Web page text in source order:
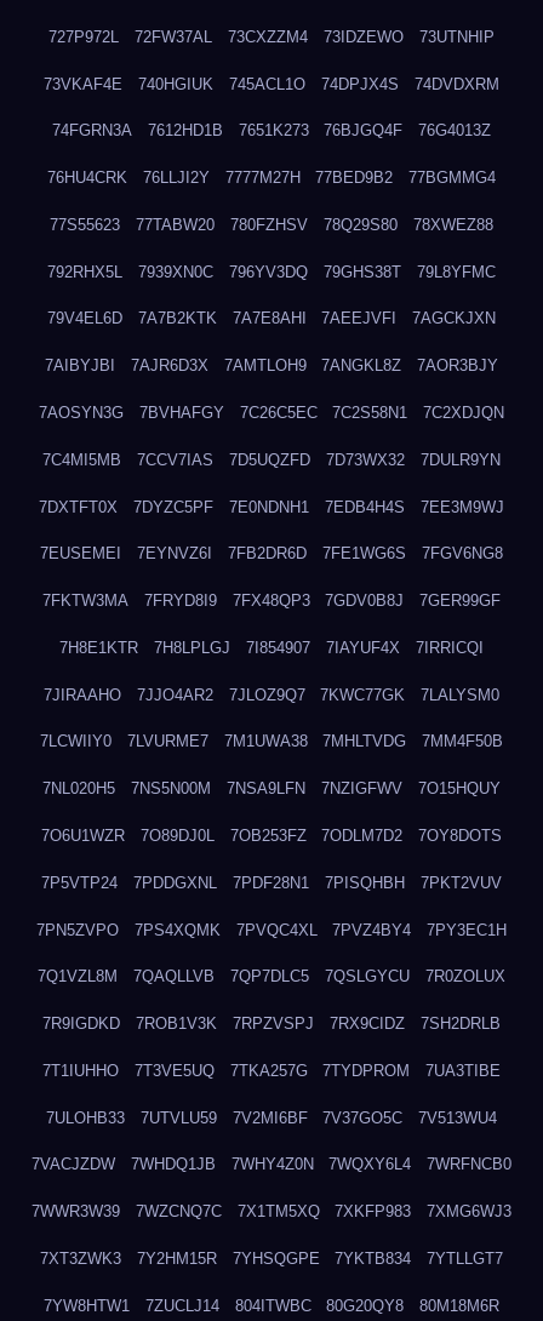
727P972L 72FW37AL 73CXZZM4 73IDZEWO 73UTNHIP
73VKAF4E 740HGIUK 745ACL1O 74DPJX4S 74DVDXRM
74FGRN3A 7612HD1B 7651K273 76BJGQ4F 76G4013Z
76HU4CRK 76LLJI2Y 7777M27H 77BED9B2 77BGMMG4
77S55623 77TABW20 780FZHSV 78Q29S80 78XWEZ88
792RHX5L 7939XN0C 796YV3DQ 79GHS38T 79L8YFMC
79V4EL6D 7A7B2KTK 7A7E8AHI 7AEEJVFI 7AGCKJXN
7AIBYJBI 7AJR6D3X 7AMTLOH9 7ANGKL8Z 7AOR3BJY
7AOSYN3G 7BVHAFGY 7C26C5EC 7C2S58N1 7C2XDJQN
7C4MI5MB 7CCV7IAS 7D5UQZFD 7D73WX32 7DULR9YN
7DXTFT0X 7DYZC5PF 7E0NDNH1 7EDB4H4S 7EE3M9WJ
7EUSEMEI 7EYNVZ6I 7FB2DR6D 7FE1WG6S 7FGV6NG8
7FKTW3MA 7FRYD8I9 7FX48QP3 7GDV0B8J 7GER99GF
7H8E1KTR 7H8LPLGJ 7I854907 7IAYUF4X 7IRRICQI
7JIRAAHO 7JJO4AR2 7JLOZ9Q7 7KWC77GK 7LALYSM0
7LCWIIY0 7LVURME7 7M1UWA38 7MHLTVDG 7MM4F50B
7NL020H5 7NS5N00M 7NSA9LFN 7NZIGFWV 7O15HQUY
7O6U1WZR 7O89DJ0L 7OB253FZ 7ODLM7D2 7OY8DOTS
7P5VTP24 7PDDGXNL 7PDF28N1 7PISQHBH 7PKT2VUV
7PN5ZVPO 7PS4XQMK 7PVQC4XL 7PVZ4BY4 7PY3EC1H
7Q1VZL8M 7QAQLLVB 7QP7DLC5 7QSLGYCU 7R0ZOLUX
7R9IGDKD 7ROB1V3K 7RPZVSPJ 7RX9CIDZ 7SH2DRLB
7T1IUHHO 7T3VE5UQ 7TKA257G 7TYDPROM 7UA3TIBE
7ULOHB33 7UTVLU59 7V2MI6BF 7V37GO5C 7V513WU4
7VACJZDW 7WHDQ1JB 7WHY4Z0N 7WQXY6L4 7WRFNCB0
7WWR3W39 7WZCNQ7C 7X1TM5XQ 7XKFP983 7XMG6WJ3
7XT3ZWK3 7Y2HM15R 7YHSQGPE 7YKTB834 7YTLLGT7
7YW8HTW1 7ZUCLJ14 804ITWBC 80G20QY8 80M18M6R